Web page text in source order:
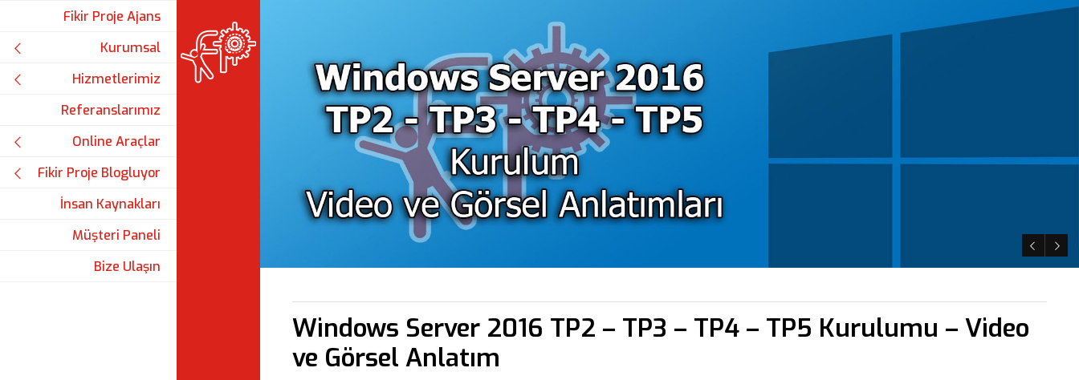
Fikir Proje Ajans
Kurumsal
Hizmetlerimiz
Referanslarımız
Online Araçlar
Fikir Proje Blogluyor
İnsan Kaynakları
Müşteri Paneli
Bize Ulaşın
Windows Server 2016 TP2 – TP3 – TP4 – TP5 Kurulumu – Video
ve Görsel Anlatım